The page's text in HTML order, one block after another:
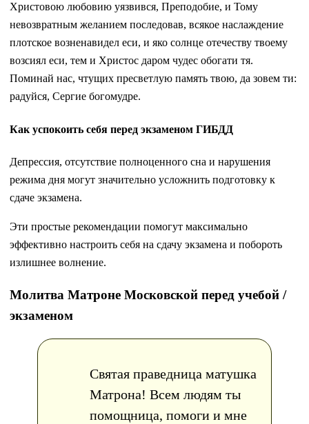
Христовою любовию уязвився, Преподобие, и Тому
невозвратным желанием последовав, всякое наслаждение
плотское возненавидел еси, и яко солнце отечеству твоему
возсиял еси, тем и Христос даром чудес обогати тя.
Поминай нас, чтущих пресветлую память твою, да зовем ти:
радуйся, Сергие богомудре.
Как успокоить себя перед экзаменом ГИБДД
Депрессия, отсутствие полноценного сна и нарушения
режима дня могут значительно усложнить подготовку к
сдаче экзамена.
Эти простые рекомендации помогут максимально
эффективно настроить себя на сдачу экзамена и побороть
излишнее волнение.
Молитва Матроне Московской перед учебой /
экзаменом
Святая праведница матушка
Матрона! Всем людям ты
помощница, помоги и мне